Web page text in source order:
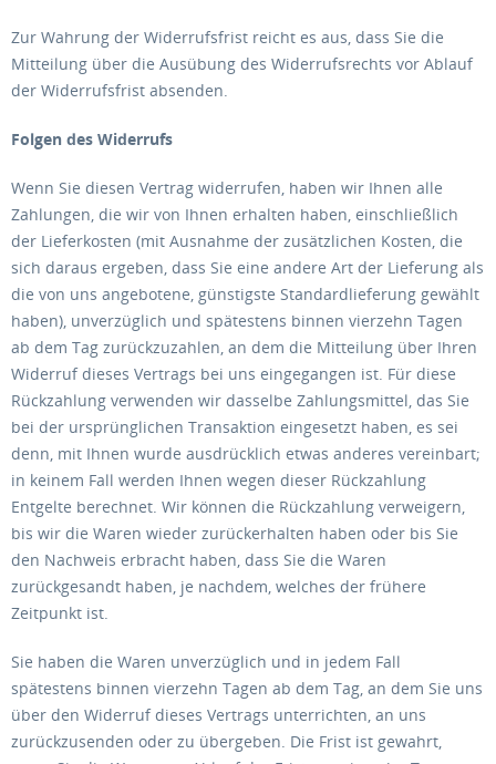
Zur Wahrung der Widerrufsfrist reicht es aus, dass Sie die
Mitteilung über die Ausübung des Widerrufsrechts vor Ablauf
der Widerrufsfrist absenden.
Folgen des Widerrufs
Wenn Sie diesen Vertrag widerrufen, haben wir Ihnen alle
Zahlungen, die wir von Ihnen erhalten haben, einschließlich
der Lieferkosten (mit Ausnahme der zusätzlichen Kosten, die
sich daraus ergeben, dass Sie eine andere Art der Lieferung als
die von uns angebotene, günstigste Standardlieferung gewählt
haben), unverzüglich und spätestens binnen vierzehn Tagen
ab dem Tag zurückzuzahlen, an dem die Mitteilung über Ihren
Widerruf dieses Vertrags bei uns eingegangen ist. Für diese
Rückzahlung verwenden wir dasselbe Zahlungsmittel, das Sie
bei der ursprünglichen Transaktion eingesetzt haben, es sei
denn, mit Ihnen wurde ausdrücklich etwas anderes vereinbart;
in keinem Fall werden Ihnen wegen dieser Rückzahlung
Entgelte berechnet. Wir können die Rückzahlung verweigern,
bis wir die Waren wieder zurückerhalten haben oder bis Sie
den Nachweis erbracht haben, dass Sie die Waren
zurückgesandt haben, je nachdem, welches der frühere
Zeitpunkt ist.
Sie haben die Waren unverzüglich und in jedem Fall
spätestens binnen vierzehn Tagen ab dem Tag, an dem Sie uns
über den Widerruf dieses Vertrags unterrichten, an uns
zurückzusenden oder zu übergeben. Die Frist ist gewahrt,